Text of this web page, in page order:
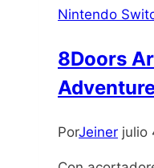
Nintendo
8Doors
PorJeiner julio